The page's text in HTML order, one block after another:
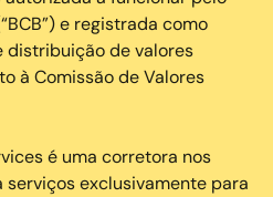
e registrada como
distribuição de valores
à Comissão de Valores
é uma corretora nos
serviços exclusivamente para